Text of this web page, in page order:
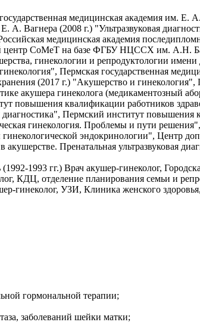
медицинская академия им. Е.
Вагнера (2008 г.) "Ультразвуковая
медицинская академия
центр СоМеТ на базе ФГБУ НЦССХ им. А.Н.
гинекологии и репродуктологии
Пермская государственная
(2017 г.) "Акушерство и
акушера гинеколога (медикаментозный
повышения квалификации работников
Пермский институт повышения
гинекология. Проблемы и пути
эндокринологии", Центр
акушерстве. Пренатальная ультразвуковая
1993 гг.) Врач акушер-гинеколог,
КДЦ, отделение планирования семьи и
гинеколог, УЗИ, Клиника женского
гормональной терапии;
заболеваний шейки матки;